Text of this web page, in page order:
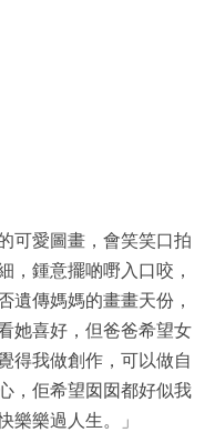
可愛圖畫，會笑笑口拍
，鍾意擺啲嘢入口咬，
遺傳媽媽的畫畫天份，
她喜好，但爸爸希望女
得我做創作，可以做自
，佢希望囡囡都好似我
樂樂過人生。」